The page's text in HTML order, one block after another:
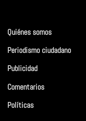
Quiénes somos
Periodismo ciudadano
Publicidad
Comentarios
Políticas